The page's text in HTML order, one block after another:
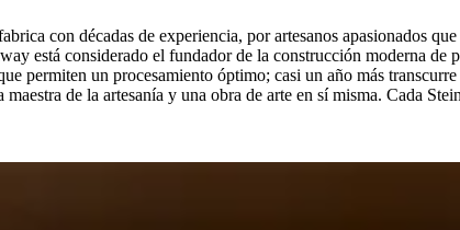
con décadas de experiencia, por artesanos apasionados
está considerado el fundador de la construcción moderna
permiten un procesamiento óptimo; casi un año más
de la artesanía y una obra de arte en sí misma. Cada